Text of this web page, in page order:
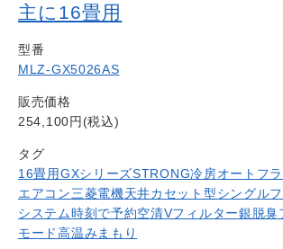
主に16畳用
型番
MLZ-GX5026AS
販売価格
254,100円(税込)
タグ
16畳用GXシリーズSTRONG冷房オートフ
エアコン三菱電機天井カセット型シングル
システム時刻で予約空清Vフィルター銀脱臭
モード高温みまもり